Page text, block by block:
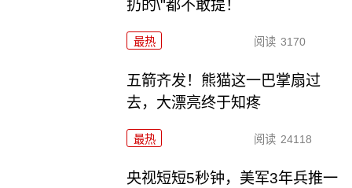
扔的\"都不敢提！
最热 阅读 3170
五箭齐发！熊猫这一巴掌扇过
去，大漂亮终于知疼
最热 阅读 24118
央视短短5秒钟，美军3年兵推一